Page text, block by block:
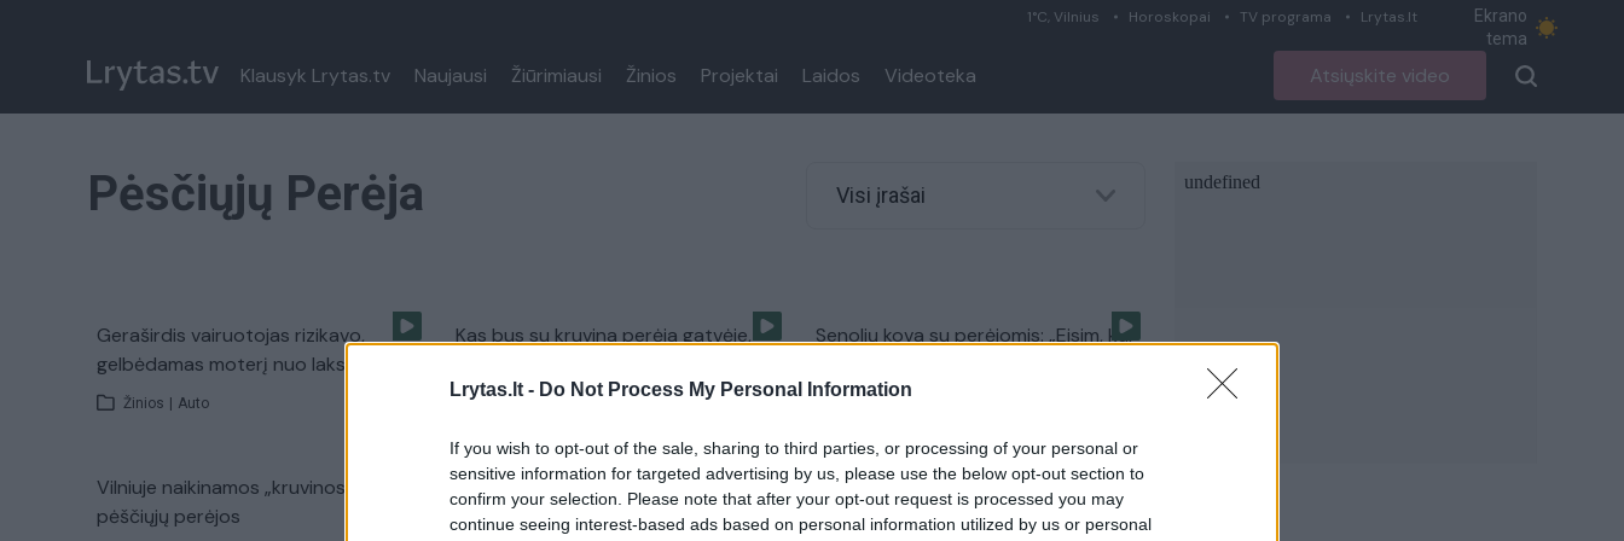
Lrytas.lt - Do Not Process My Personal Information
If you wish to opt-out of the sale, sharing to third parties, or processing of your personal or
sensitive information for targeted advertising by us, please use the below opt-out section to
confirm your selection. Please note that after your opt-out request is processed you may
continue seeing interest-based ads based on personal information utilized by us or personal
1°C, Vilnius Horoskopai TV programa Lrytas.lt
Ekrano
tema
Klausyk Lrytas.tv Naujausi Žiūrimiausi Žinios Projektai Laidos Videoteka Atsiųskite video
Pėsčiųjų Perėja Visi įrašai
Geraširdis vairuotojas rizikavo,
gelbėdamas moterį nuo lakstūnų
Žinios Auto
Kas bus su kruvina perėja gatvėje,
Senolių kova su perėjomis: „Eisim, kur
Vilniuje naikinamos „kruvinosios“
pėščiųjų perėjos
Prakeiksmas Pilaitėje: autobusas
pervažiavo dviratininkės galvą
Eksperimentas: kaip jus mato
vairuotojai?